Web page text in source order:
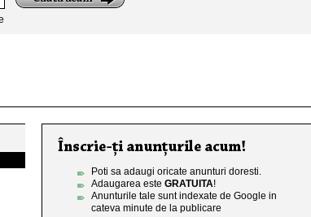
Poti sa adaugi oricate anunturi doresti.
Adaugarea este GRATUITA!
Anunturile tale sunt indexate de Google in
cateva minute de la publicare